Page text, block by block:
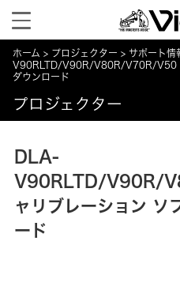
Toggle
navigation
ホーム プロジェクター サポート情
V90RLTD/V90R/V80R/V70R/V50
ダウンロード
プロジェクター
DLA-
V90RLTD/V90R/
ャリブレーション ソ
ード